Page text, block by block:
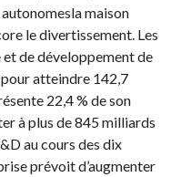
maison
le divertissement. Les
de développement de
atteindre 142,7
22,4 % de son
à plus de 845 milliards
au cours des dix
prévoit d’augmenter